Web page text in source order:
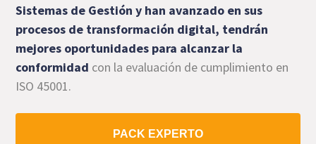
Sistemas de Gestión y han avanzado en sus
procesos de transformación digital, tendrán
mejores oportunidades para alcanzar la
conformidad con la evaluación de cumplimiento en
ISO 45001.
PACK EXPERTO